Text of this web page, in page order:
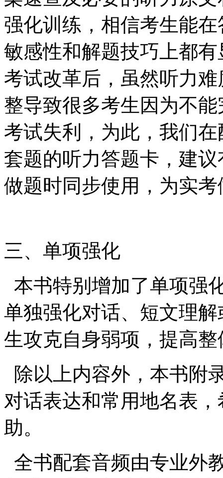
强化训练，相信考生能
敏感性和解题技巧上都
考试改革后，虽然听力
整导致很多考生因为不
考试失利，为此，我们
套题的听力答题卡，建
做题时同步使用，为实
三、单项强化
本书特别增加了单项强
单独强化对话、短文理
生攻克自身弱项，提高
除以上内容外，本书附
对话表达和常用地名表
助。
全书配套音频由专业外